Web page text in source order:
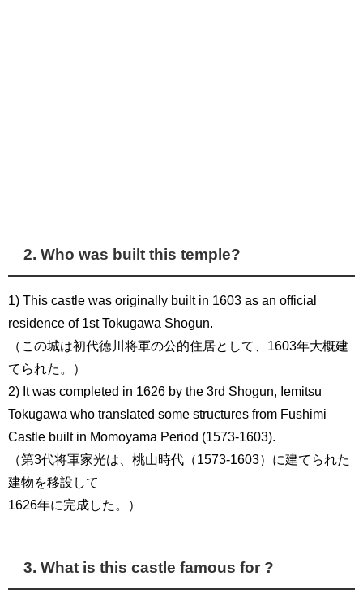
2. Who was built this temple?
1) This castle was originally built in 1603 as an official
residence of 1st Tokugawa Shogun.
（この城は初代徳川将軍の公的住居として、1603年大概建
てられた。）
2) It was completed in 1626 by the 3rd Shogun, Iemitsu
Tokugawa who translated some structures from Fushimi
Castle built in Momoyama Period (1573-1603).
（第3代将軍家光は、桃山時代（1573-1603）に建てられた
建物を移設して
1626年に完成した。）
3. What is this castle famous for ?